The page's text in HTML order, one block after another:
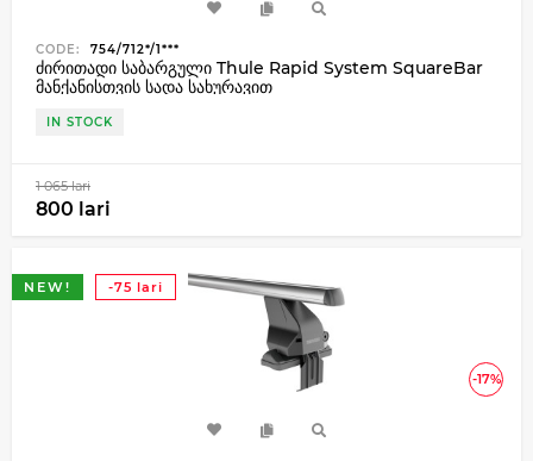
CODE: 754/712*/1***
ძირითადი საბარგული Thule Rapid System SquareBar
მანქანისთვის სადა სახურავით
IN STOCK
1 065 lari
800 lari
-17%
NEW! -75 lari